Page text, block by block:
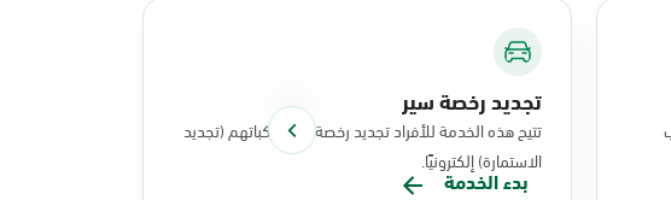
تجديد رخصة سير
تتيح هذه الخدمة للأفراد تجديد رخصة سير مركباتهم (تجديد
الاستمارة) إلكترونيًا.
بدء الخدمة